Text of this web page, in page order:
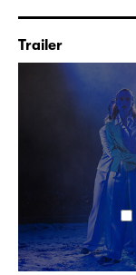
Trailer